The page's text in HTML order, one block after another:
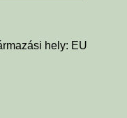
hely: EU